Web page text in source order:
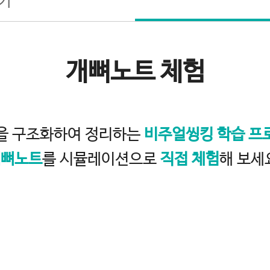
개뼈노트 체험
구조화하여 정리하는 비주얼씽킹 학습 프
노트를 시뮬레이션으로 직접 체험해 보세